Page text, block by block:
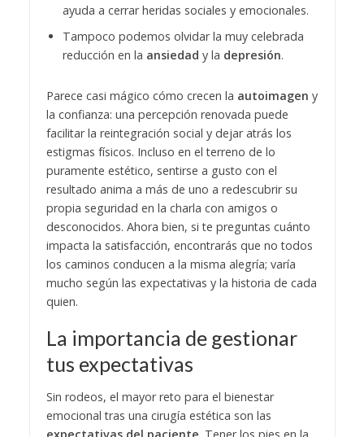
ayuda a cerrar heridas sociales y emocionales.
Tampoco podemos olvidar la muy celebrada
reducción en la ansiedad y la depresión.
Parece casi mágico cómo crecen la autoimagen y
la confianza: una percepción renovada puede
facilitar la reintegración social y dejar atrás los
estigmas físicos. Incluso en el terreno de lo
puramente estético, sentirse a gusto con el
resultado anima a más de uno a redescubrir su
propia seguridad en la charla con amigos o
desconocidos. Ahora bien, si te preguntas cuánto
impacta la satisfacción, encontrarás que no todos
los caminos conducen a la misma alegría; varía
mucho según las expectativas y la historia de cada
quien.
La importancia de gestionar
tus expectativas
Sin rodeos, el mayor reto para el bienestar
emocional tras una cirugía estética son las